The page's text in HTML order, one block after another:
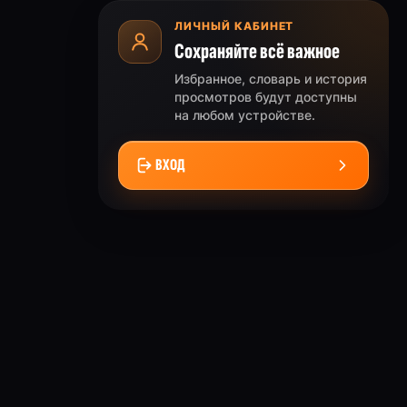
ЛИЧНЫЙ КАБИНЕТ
Сохраняйте всё важное
Избранное, словарь и история
просмотров будут доступны
на любом устройстве.
ВХОД